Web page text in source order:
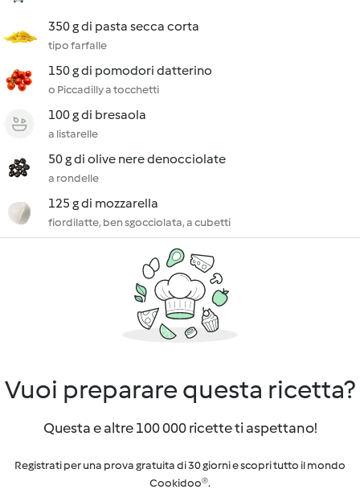
350 g di pasta secca corta
tipo farfalle
150 g di pomodori datterino
o Piccadilly a tocchetti
100 g di bresaola
a listarelle
50 g di olive nere denocciolate
a rondelle
125 g di mozzarella
fiordilatte, ben sgocciolata, a cubetti
Vuoi preparare questa ricetta?
Questa e altre 100 000 ricette ti aspettano!
Registrati per una prova gratuita di 30 giorni e scopri tutto il mondo
Cookidoo®.